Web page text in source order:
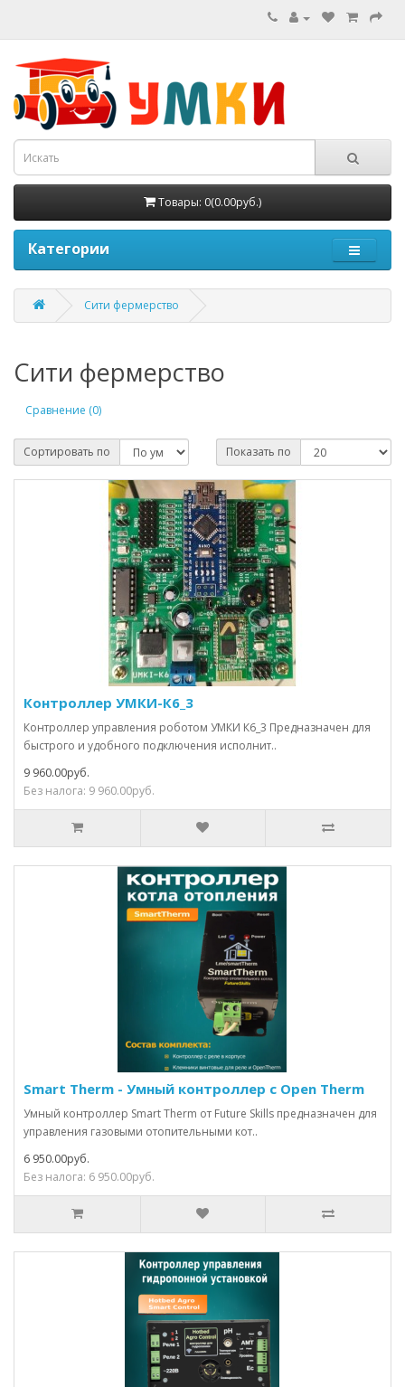
Товары: 0(0.00руб.)
Категории
Сити фермерство
Сити фермерство
Сравнение (0)
Сортировать по Показать по
Контроллер УМКИ-К6_3
Контроллер управления роботом УМКИ К6_3 Предназначен для
быстрого и удобного подключения исполнит..
9 960.00руб.
Без налога: 9 960.00руб.
Smart Therm - Умный контроллер с Open Therm
Умный контроллер Smart Therm от Future Skills предназначен для
управления газовыми отопительными кот..
6 950.00руб.
Без налога: 6 950.00руб.